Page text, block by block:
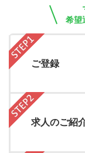
希望
ご登録
求人のご紹